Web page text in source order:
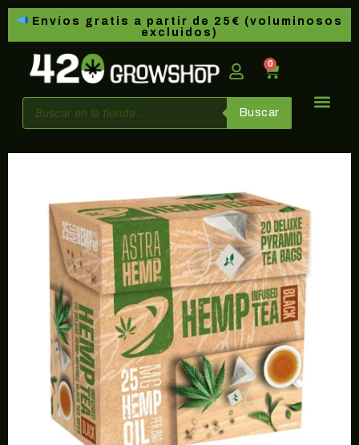
Envíos gratis a partir de 25€ (voluminosos
excluidos)
0
Buscar